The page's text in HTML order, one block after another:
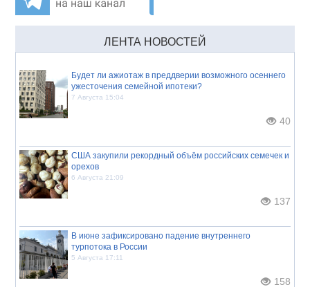
ЛЕНТА НОВОСТЕЙ
Будет ли ажиотаж в преддверии возможного осеннего
ужесточения семейной ипотеки?
7 Августа 15:04
40
США закупили рекордный объём российских семечек и
орехов
6 Августа 21:09
137
В июне зафиксировано падение внутреннего
турпотока в России
5 Августа 17:11
158